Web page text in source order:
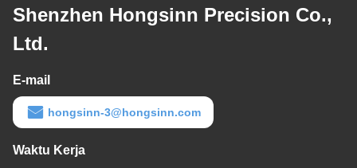
Shenzhen Hongsinn Precision Co.,
Ltd.
E-mail
hongsinn-3@hongsinn.com
Waktu Kerja